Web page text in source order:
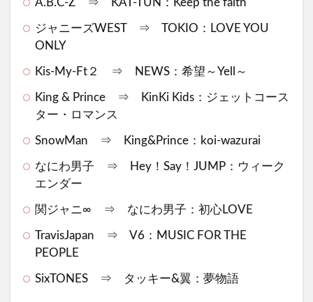
A.B.C-Z ⇒ KAT-TUN：Keep the faith
ジャニーズWEST ⇒ TOKIO：LOVE YOU
ONLY
Kis-My-Ft２ ⇒ NEWS：希望～Yell～
King & Prince ⇒ KinKi Kids：ジェットコース
ター・ロマンス
SnowMan ⇒ King&Prince：koi-wazurai
なにわ男子 ⇒ Hey！Say！JUMP：ウィーク
エンダー
関ジャニ∞ ⇒ なにわ男子：初心LOVE
TravisJapan ⇒ V6：MUSIC FOR THE
PEOPLE
SixTONES ⇒ タッキー&翼：夢物語